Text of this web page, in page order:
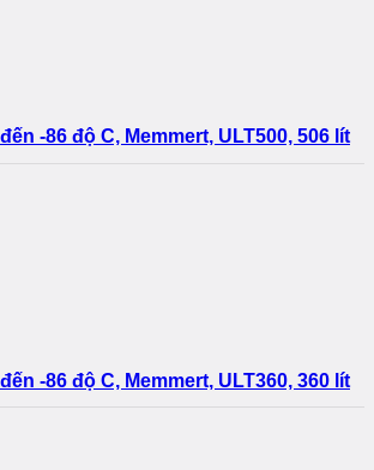
-86 độ C, Memmert, ULT500, 506 lít
-86 độ C, Memmert, ULT360, 360 lít